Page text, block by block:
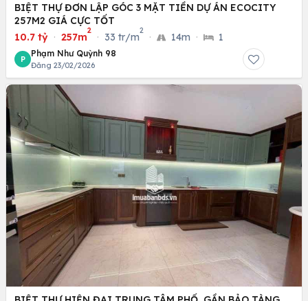
BIỆT THỰ ĐƠN LẬP GÓC 3 MẶT TIỀN DỰ ÁN ECOCITY
257M2 GIÁ CỰC TỐT
10.7 tỷ · 257m
2
· 33 tr/m
2
· 14m · 1
P
Phạm Như Quỳnh 98
Đăng 23/02/2026